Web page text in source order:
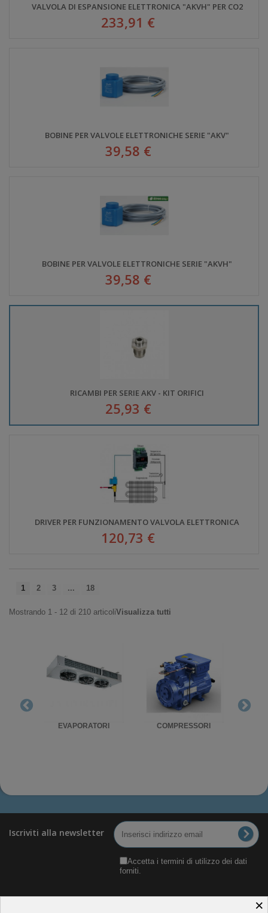
VALVOLA DI ESPANSIONE ELETTRONICA "AKVH" PER CO2
233,91 €
BOBINE PER VALVOLE ELETTRONICHE SERIE "AKV"
39,58 €
BOBINE PER VALVOLE ELETTRONICHE SERIE "AKVH"
39,58 €
RICAMBI PER SERIE AKV - KIT ORIFICI
25,93 €
DRIVER PER FUNZIONAMENTO VALVOLA ELETTRONICA
120,73 €
1 2 3 ... 18
Mostrando 1 - 12 di 210 articoliVisualizza tutti
EVAPORATORI COMPRESSORI
Iscriviti alla newsletter
Accetta i termini di utilizzo dei dati
forniti.
×